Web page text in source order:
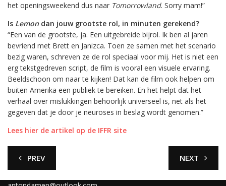
het openingsweekend dus naar Tomorrowland. Sorry mam!”
Is Lemon dan jouw grootste rol, in minuten gerekend?
“Een van de grootste, ja. Een uitgebreide bijrol. Ik ben al jaren
bevriend met Brett en Janizca. Toen ze samen met het scenario
bezig waren, schreven ze de rol speciaal voor mij. Het is niet een
erg tekstgedreven script, de film is vooral een visuele ervaring.
Beeldschoon om naar te kijken! Dat kan de film ook helpen om
buiten Amerika een publiek te bereiken. En het helpt dat het
verhaal over mislukkingen behoorlijk universeel is, net als het
gegeven dat je door je neuroses in beslag wordt genomen.”
Lees hier de artikel op de IFFR site
PREV NEXT